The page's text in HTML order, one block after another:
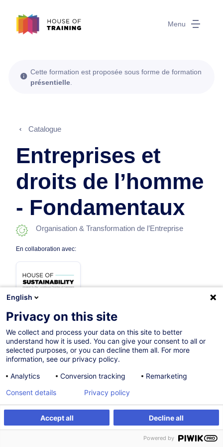
Menu
S'inscrire Formation sur mesure
Cette formation est proposée sous forme de formation
présentielle
Catalogue
Entreprises et
droits de l’homme
- Fondamentaux
Organisation & Transformation de l’Entreprise
En collaboration avec:
07.09.2026
4h
French / Français
003796
English
Privacy on this site
We collect and process your data on this site to better
understand how it is used. You can give your consent to all or
selected purposes, or you can decline them all. For more
information, see our privacy policy.
Analytics
Conversion tracking Remarketing
Accept all Decline all
Consent details Privacy policy
Powered by